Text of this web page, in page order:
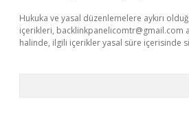
Hukuka ve yasal düzenlemelere aykırı
içerikleri, backlinkpanelicomtr@gmail.com
halinde, ilgili içerikler yasal süre içerisinde